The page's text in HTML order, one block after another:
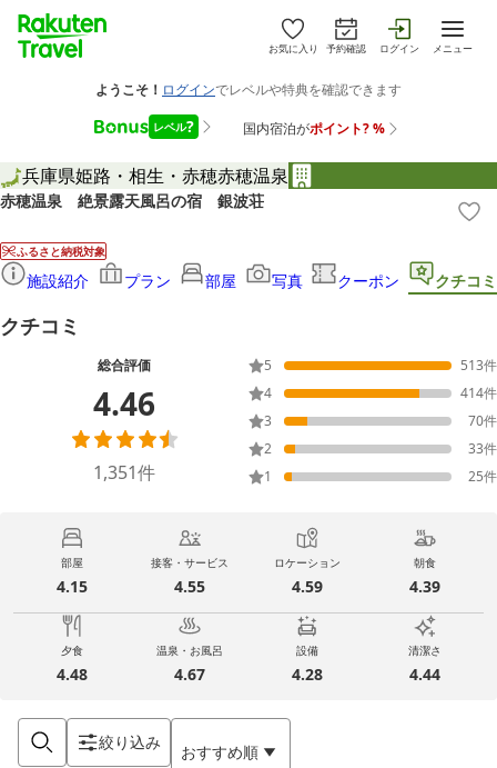
お気に入り 予約確認 ログイン メニュー
兵庫県姫路・相生・赤穂赤穂温泉
赤穂温泉 絶景露天風呂の宿 銀波荘
ふるさと納税対象
施設紹介 プラン 部屋 写真 クーポン クチコミ
クチコミ
総合評価
4.46
1,351件
5 513件
4
414件
3
70件
2
33件
1
25件
部屋
4.15
接客・サービス
4.55
ロケーション
4.59
朝食
4.39
夕食
4.48
温泉・お風呂
4.67
設備
4.28
清潔さ
4.44
絞り込み おすすめ順